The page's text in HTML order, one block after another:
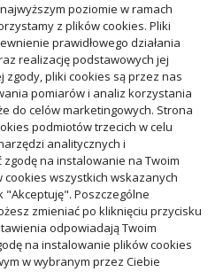
poziomie w ramach
z plików cookies. Pliki
prawidłowego działania
realizację podstawowych jej
zgody, pliki cookies są przez nas
pomiarów i analiz korzystania
do celów marketingowych. Strona
podmiotów trzecich w celu
analitycznych i
na instalowanie na Twoim
wszystkich wskazanych
Poszczególne
zmieniać po kliknięciu przycisku
odpowiadają Twoim
na instalowanie plików cookies
w wybranym przez Ciebie